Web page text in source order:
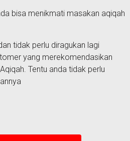
bisa menikmati masakan aqiqah
tidak perlu diragukan lagi
yang merekomendasikan
Tentu anda tidak perlu